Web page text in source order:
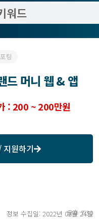
팅
드 머니 웹 & 앱
: 200 ~ 200만원
지원하기
정보 수집일: 2022년 02월 24일
오후 7:30